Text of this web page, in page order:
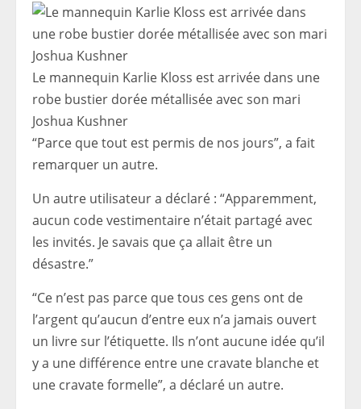
Le mannequin Karlie Kloss est arrivée dans une
robe bustier dorée métallisée avec son mari
Joshua Kushner
“Parce que tout est permis de nos jours”, a fait
remarquer un autre.
Un autre utilisateur a déclaré : “Apparemment,
aucun code vestimentaire n’était partagé avec
les invités. Je savais que ça allait être un
désastre.”
“Ce n’est pas parce que tous ces gens ont de
l’argent qu’aucun d’entre eux n’a jamais ouvert
un livre sur l’étiquette. Ils n’ont aucune idée qu’il
y a une différence entre une cravate blanche et
une cravate formelle”, a déclaré un autre.